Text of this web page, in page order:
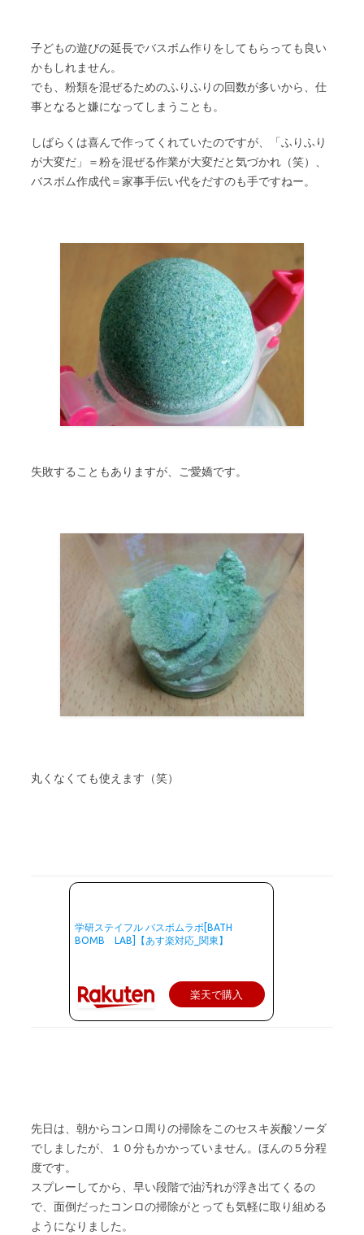
子どもの遊びの延長でバスボム作りをしてもらっても良い
かもしれません。
でも、粉類を混ぜるためのふりふりの回数が多いから、仕
事となると嫌になってしまうことも。
しばらくは喜んで作ってくれていたのですが、「ふりふり
が大変だ」＝粉を混ぜる作業が大変だと気づかれ（笑）、
バスボム作成代＝家事手伝い代をだすのも手ですねー。
失敗することもありますが、ご愛嬌です。
丸くなくても使えます（笑）
学研ステイフル バスボムラボ[BATH
BOMB LAB]【あす楽対応_関東】
楽天で購入
先日は、朝からコンロ周りの掃除をこのセスキ炭酸ソーダ
でしましたが、１０分もかかっていません。ほんの５分程
度です。
スプレーしてから、早い段階で油汚れが浮き出てくるの
で、面倒だったコンロの掃除がとっても気軽に取り組める
ようになりました。